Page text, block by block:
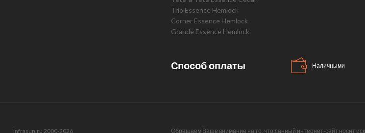
Trio Essence Hemlock
Corner Essence Hemlock
Grande Essence Hemlock
Способ оплаты Наличными
infrasun.ru 2000-2026 Обращаем Ваше внимание на то, что данный интернет-сайт носит